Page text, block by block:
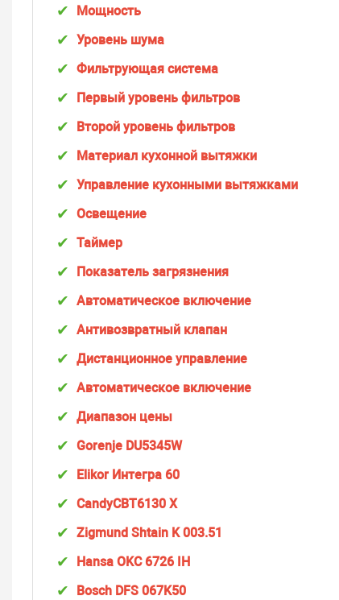
Мощность
Уровень шума
Фильтрующая система
Первый уровень фильтров
Второй уровень фильтров
Материал кухонной вытяжки
Управление кухонными вытяжками
Освещение
Таймер
Показатель загрязнения
Автоматическое включение
Антивозвратный клапан
Дистанционное управление
Автоматическое включение
Диапазон цены
Gorenje DU5345W
Elikor Интегра 60
CandyCBT6130 X
Zigmund Shtain K 003.51
Hansa OKC 6726 IH
Bosch DFS 067K50